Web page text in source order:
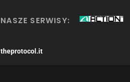
NASZE SERWISY:
theprotocol.it